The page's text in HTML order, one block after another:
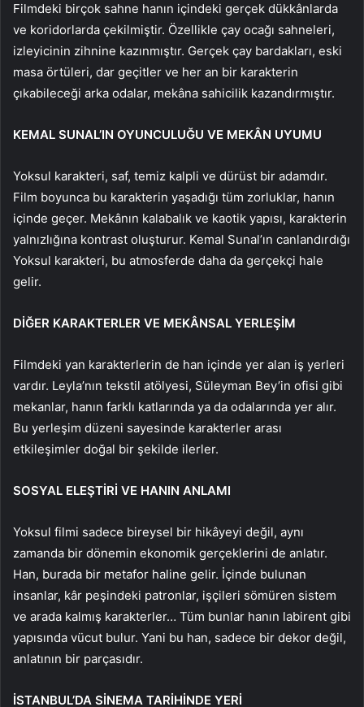
Filmdeki birçok sahne hanın içindeki gerçek dükkânlarda
ve koridorlarda çekilmiştir. Özellikle çay ocağı sahneleri,
izleyicinin zihnine kazınmıştır. Gerçek çay bardakları, eski
masa örtüleri, dar geçitler ve her an bir karakterin
çıkabileceği arka odalar, mekâna sahicilik kazandırmıştır.
KEMAL SUNAL’IN OYUNCULUĞU VE MEKÂN UYUMU
Yoksul karakteri, saf, temiz kalpli ve dürüst bir adamdır.
Film boyunca bu karakterin yaşadığı tüm zorluklar, hanın
içinde geçer. Mekânın kalabalık ve kaotik yapısı, karakterin
yalnızlığına kontrast oluşturur. Kemal Sunal’ın canlandırdığı
Yoksul karakteri, bu atmosferde daha da gerçekçi hale
gelir.
DİĞER KARAKTERLER VE MEKÂNSAL YERLEŞİM
Filmdeki yan karakterlerin de han içinde yer alan iş yerleri
vardır. Leyla’nın tekstil atölyesi, Süleyman Bey’in ofisi gibi
mekanlar, hanın farklı katlarında ya da odalarında yer alır.
Bu yerleşim düzeni sayesinde karakterler arası
etkileşimler doğal bir şekilde ilerler.
SOSYAL ELEŞTİRİ VE HANIN ANLAMI
Yoksul filmi sadece bireysel bir hikâyeyi değil, aynı
zamanda bir dönemin ekonomik gerçeklerini de anlatır.
Han, burada bir metafor haline gelir. İçinde bulunan
insanlar, kâr peşindeki patronlar, işçileri sömüren sistem
ve arada kalmış karakterler… Tüm bunlar hanın labirent gibi
yapısında vücut bulur. Yani bu han, sadece bir dekor değil,
anlatının bir parçasıdır.
İSTANBUL’DA SİNEMA TARİHİNDE YERİ